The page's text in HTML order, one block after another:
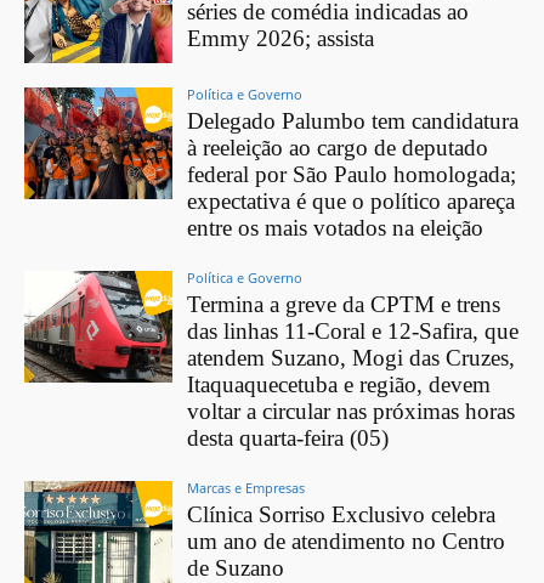
séries de comédia indicadas ao
Emmy 2026; assista
Política e Governo
Delegado Palumbo tem candidatura
à reeleição ao cargo de deputado
federal por São Paulo homologada;
expectativa é que o político apareça
entre os mais votados na eleição
Política e Governo
Termina a greve da CPTM e trens
das linhas 11-Coral e 12-Safira, que
atendem Suzano, Mogi das Cruzes,
Itaquaquecetuba e região, devem
voltar a circular nas próximas horas
desta quarta-feira (05)
Marcas e Empresas
Clínica Sorriso Exclusivo celebra
um ano de atendimento no Centro
de Suzano